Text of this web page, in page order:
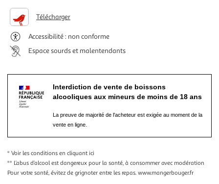
Télécharger
Accessibilité : non conforme
Espace sourds et malentendants
Interdiction de vente de boissons
alcooliques aux mineurs de moins de 18 ans
La preuve de majorité de l'acheteur est exigée au moment de la
vente en ligne.
* Voir les conditions en cliquant ici
** L’abus d’alcool est dangereux pour la santé, à consommer avec modération
Pour votre santé, évitez de grignoter entre les repas. www.mangerbouger.fr